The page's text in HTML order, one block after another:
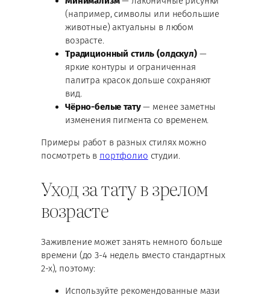
(например, символы или небольшие
животные) актуальны в любом
возрасте.
Традиционный стиль (олдскул)—
яркие контуры и ограниченная
палитра красок дольше сохраняют
вид.
Чёрно-белые тату— менее заметны
изменения пигмента со временем.
Примеры работ в разных стилях можно
посмотреть в портфолио студии.
Уход за тату в зрелом
возрасте
Заживление может занять немного больше
времени (до 3-4 недель вместо стандартных
2-х), поэтому:
Используйте рекомендованные мази